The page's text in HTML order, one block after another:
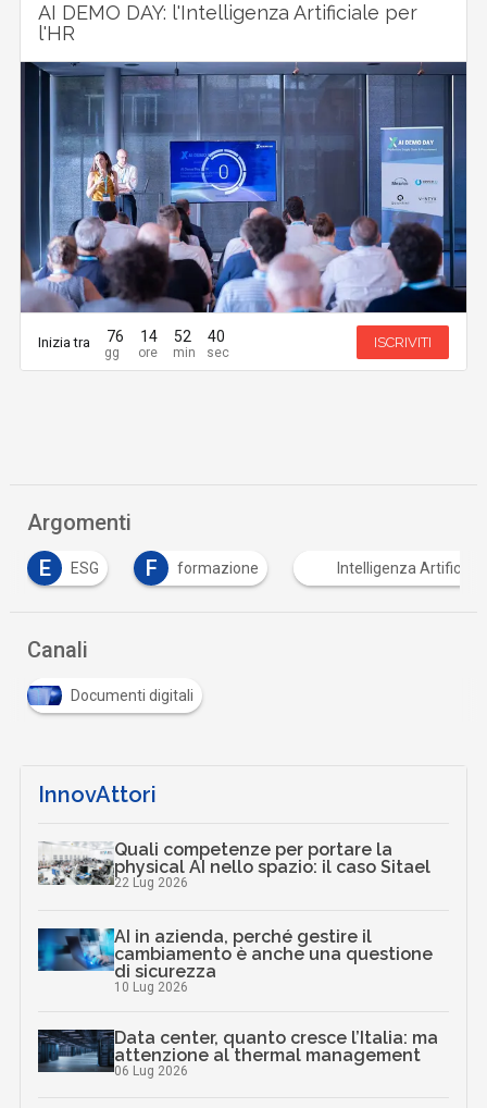
AI DEMO DAY: l'Intelligenza Artificiale per
l'HR
Inizia tra 76 14 52 38 ISCRIVITI
Argomenti
F
formazione Intelligenza Artificiale W
Canali
Documenti digitali
InnovAttori
Quali competenze per portare la
physical AI nello spazio: il caso Sitael
22 Lug 2026
AI in azienda, perché gestire il
cambiamento è anche una questione
di sicurezza
10 Lug 2026
Data center, quanto cresce l’Italia: ma
attenzione al thermal management
06 Lug 2026